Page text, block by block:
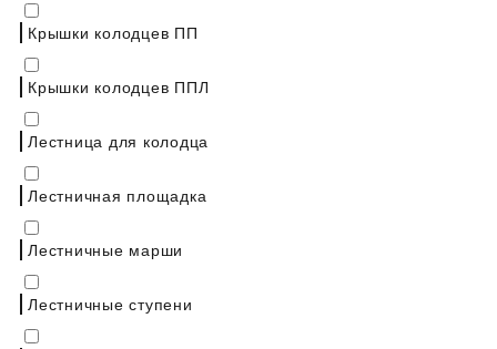
Крышки колодцев ПП
Крышки колодцев ППЛ
Лестница для колодца
Лестничная площадка
Лестничные марши
Лестничные ступени